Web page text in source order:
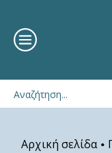
Αρχική σελίδα •